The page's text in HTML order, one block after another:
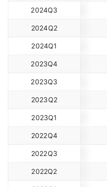
2024Q3
2024Q2
2024Q1
2023Q4
2023Q3
2023Q2
2023Q1
2022Q4
2022Q3
2022Q2